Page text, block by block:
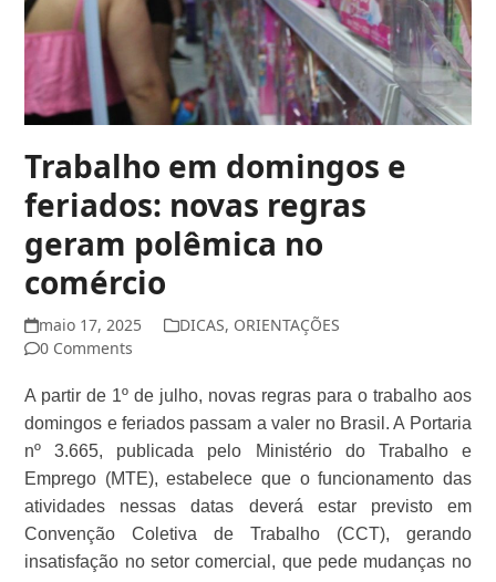
Trabalho em domingos e
feriados: novas regras
geram polêmica no
comércio
maio 17, 2025 DICAS, ORIENTAÇÕES
0 Comments
A partir de 1º de julho, novas regras para o trabalho aos
domingos e feriados passam a valer no Brasil. A Portaria
nº 3.665, publicada pelo Ministério do Trabalho e
Emprego (MTE), estabelece que o funcionamento das
atividades nessas datas deverá estar previsto em
Convenção Coletiva de Trabalho (CCT), gerando
insatisfação no setor comercial, que pede mudanças no